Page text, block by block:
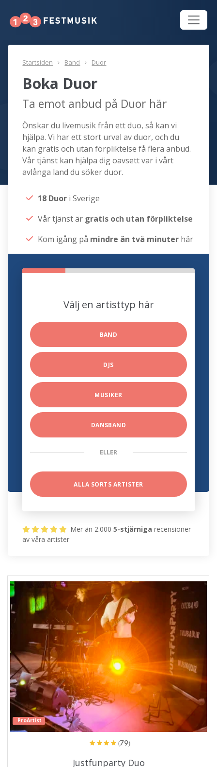
Startsiden Band Duor
Boka Duor
Ta emot anbud på Duor här
Önskar du livemusik från ett duo, så kan vi
hjälpa. Vi har ett stort urval av duor, och du
kan gratis och utan förpliktelse få flera anbud.
Vår tjänst kan hjälpa dig oavsett var i vårt
avlånga land du söker duor.
18 Duor i Sverige
Vår tjänst är gratis och utan förpliktelse
Kom igång på mindre än två minuter här
Välj en artisttyp här
BAND
DJS
MUSIKER
DANSBAND
ELLER
ALLA SORTS ARTISTER
Mer än 2.0005-stjärniga recensioner
av våra artister
ProArtist
(79)
Justfunparty Duo